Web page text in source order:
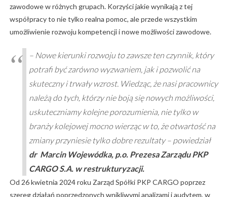
zawodowe w różnych grupach. Korzyści jakie wynikają z tej
współpracy to nie tylko realna pomoc, ale przede wszystkim
umożliwienie rozwoju kompetencji i nowe możliwości zawodowe.
– Nowe kierunki rozwoju to zawsze ten czynnik, który
potrafi być zarówno wyzwaniem, jak i pozwolić na
skuteczny i trwały wzrost. Wiedząc, że nasi pracownicy
należą do tych, którzy nie boją się nowych możliwości,
uskuteczniamy kolejne porozumienia, nie tylko w
branży kolejowej mocno wierząc w to, że otwartość na
zmiany przyniesie tylko dobre rezultaty– powiedział
dr Marcin Wojewódka, p.o. Prezesa Zarządu PKP
CARGO S.A. w restrukturyzacji.
Od 26 kwietnia 2024 roku Zarząd Spółki PKP CARGO poprzez
szereg działań poprzedzonych wnikliwymi analizami i audytem, w